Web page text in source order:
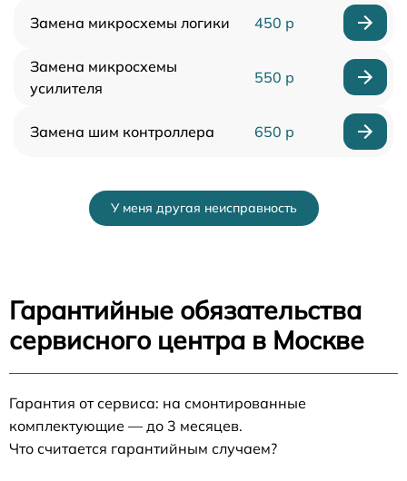
Замена микросхемы логики 450 р
Замена микросхемы
усилителя
550 р
Замена шим контроллера 650 р
У меня другая неисправность
Гарантийные обязательства
сервисного центра в Москве
Гарантия от сервиса: на смонтированные
комплектующие — до 3 месяцев.
Что считается гарантийным случаем?